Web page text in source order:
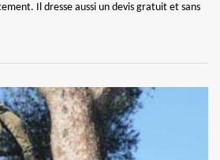
Il dresse aussi un devis gratuit et sans